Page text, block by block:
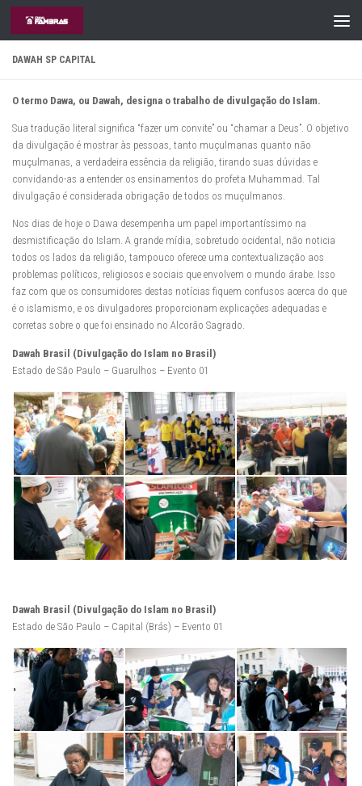
Skip to content
DAWAH SP CAPITAL
O termo Dawa, ou Dawah, designa o trabalho de divulgação do Islam.
Sua tradução literal significa “fazer um convite” ou “chamar a Deus”. O objetivo
da divulgação é mostrar às pessoas, tanto muçulmanas quanto não
muçulmanas, a verdadeira essência da religião, tirando suas dúvidas e
convidando-as a entender os ensinamentos do profeta Muhammad. Tal
divulgação é considerada obrigação de todos os muçulmanos.
Nos dias de hoje o Dawa desempenha um papel importantíssimo na
desmistificação do Islam. A grande mídia, sobretudo ocidental, não noticia
todos os lados da religião, tampouco oferece uma contextualização aos
problemas políticos, religiosos e sociais que envolvem o mundo árabe. Isso
faz com que os consumidores destas notícias fiquem confusos acerca do que
é o islamismo, e os divulgadores proporcionam explicações adequadas e
corretas sobre o que foi ensinado no Alcorão Sagrado.
Dawah Brasil (Divulgação do Islam no Brasil)
Estado de São Paulo – Guarulhos – Evento 01
Dawah Brasil (Divulgação do Islam no Brasil)
Estado de São Paulo – Capital (Brás) – Evento 01